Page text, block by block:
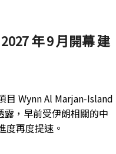
年 9 月開幕 建
Wynn Al Marjan‑Island
露，早前受伊朗相關的中
度再度提速。